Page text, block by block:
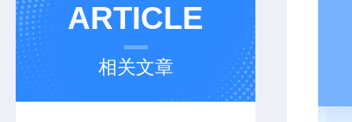
ARTICLE
相关文章